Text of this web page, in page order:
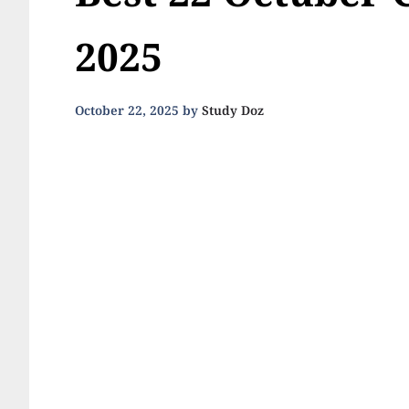
2025
October 22, 2025 byStudy Doz